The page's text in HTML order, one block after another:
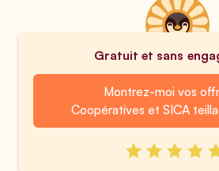
Gratuit et sans
Montrez-moi vos
Coopératives et SICA